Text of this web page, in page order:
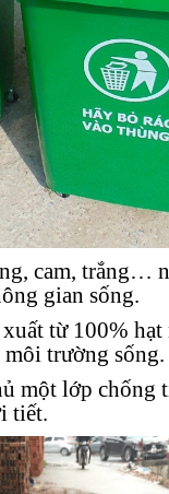
cam, trắng…
gian sống.
từ 100%
môi trường sống.
một lớp chống
tiết.